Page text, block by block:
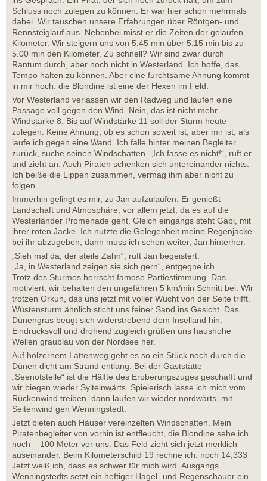
Schluss noch zulegen zu können. Er war hier schon mehrmals
dabei. Wir tauschen unsere Erfahrungen über Röntgen- und
Rennsteiglauf aus. Nebenbei misst er die Zeiten der gelaufen
Kilometer. Wir steigern uns von 5.45 min über 5.15 min bis zu
5.00 min den Kilometer. Zu schnell? Wir sind zwar durch
Rantum durch, aber noch nicht in Westerland. Ich hoffe, das
Tempo halten zu können. Aber eine furchtsame Ahnung kommt
in mir hoch: die Blondine ist eine der Hexen im Feld.
Vor Westerland verlassen wir den Radweg und laufen eine
Passage voll gegen den Wind. Nein, das ist nicht mehr
Windstärke 8. Bis auf Windstärke 11 soll der Sturm heute
zulegen. Keine Ahnung, ob es schon soweit ist, aber mir ist, als
laufe ich gegen eine Wand. Ich falle hinter meinen Begleiter
zurück, suche seinen Windschatten. „Ich fasse es nicht!“, ruft er
und zieht an. Auch Piraten schenken sich untereinander nichts.
Ich beiße die Lippen zusammen, vermag ihm aber nicht zu
folgen.
Immerhin gelingt es mir, zu Jan aufzulaufen. Er genießt
Landschaft und Atmosphäre, vor allem jetzt, da es auf die
Westerländer Promenade geht. Gleich eingangs steht Gabi, mit
ihrer roten Jacke. Ich nutzte die Gelegenheit meine Regenjacke
bei ihr abzugeben, dann muss ich schon weiter, Jan hinterher.
„Sieh mal da, der steile Zahn“, ruft Jan begeistert.
„Ja, in Westerland zeigen sie sich gern“, entgegne ich.
Trotz des Sturmes herrscht famose Partiestimmung. Das
motiviert, wir behalten den ungefähren 5 km/min Schnitt bei. Wir
trotzen Orkun, das uns jetzt mit voller Wucht von der Seite trifft.
Wüstensturm ähnlich sticht uns feiner Sand ins Gesicht. Das
Dünengras beugt sich widerstrebend dem Inselland hin.
Eindrucksvoll und drohend zugleich grüßen uns haushohe
Wellen graublau von der Nordsee her.
Auf hölzernem Lattenweg geht es so ein Stück noch durch die
Dünen dicht am Strand entlang. Bei der Gaststätte
„Seenotstelle“ ist die Hälfte des Eroberungszuges geschafft und
wir biegen wieder Sylteinwärts. Spielerisch lasse ich mich vom
Rückenwind treiben, dann laufen wir wieder nordwärts, mit
Seitenwind gen Wenningstedt.
Jetzt bieten auch Häuser vereinzelten Windschatten. Mein
Piratenbegleiter von vorhin ist entfleucht, die Blondine sehe ich
noch – 100 Meter vor uns. Das Feld zieht sich jetzt merklich
auseinander. Beim Kilometerschild 19 rechne ich: noch 14,333
Jetzt weiß ich, dass es schwer für mich wird. Ausgangs
Wenningstedts setzt ein heftiger Hagel- und Regenschauer ein,